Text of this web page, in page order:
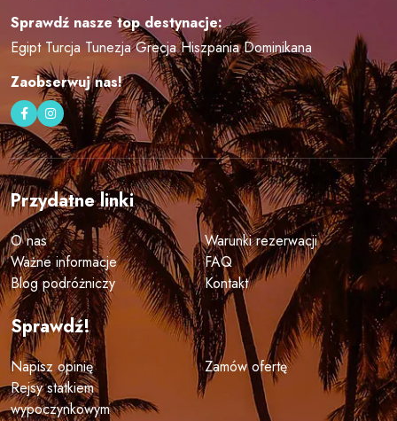
Sprawdź nasze top destynacje:
Egipt Turcja Tunezja Grecja Hiszpania Dominikana
Zaobserwuj nas!
Przydatne linki
O nas
Warunki rezerwacji
Ważne informacje
FAQ
Blog podróżniczy
Kontakt
Sprawdź!
Napisz opinię
Zamów ofertę
Rejsy statkiem
wypoczynkowym